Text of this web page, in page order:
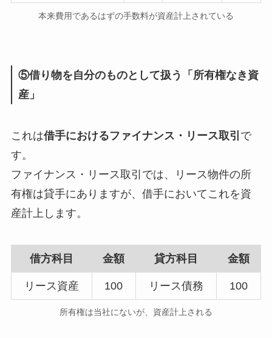
本来費用であるはずの手数料が資産計上されている
⑤借り物を自分のものとして扱う「所有権なき資
産」
これは借手におけるファイナンス・リース取引 で
す。
ファイナンス・リース取引では、リース物件の所
有権は貸手にありますが、借手においてこれを資
産計上します。
借方科目 金額 貸方科目 金額
リース資産 100 リース債務 100
所有権は当社にないが、資産計上される